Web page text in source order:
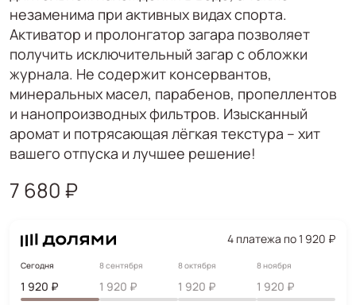
незаменима при активных видах спорта.
Активатор и пролонгатор загара позволяет
получить исключительный загар с обложки
журнала. Не содержит консервантов,
минеральных масел, парабенов, пропеллентов
и нанопроизводных фильтров. Изысканный
аромат и потрясающая лёгкая текстура – хит
вашего отпуска и лучшее решение!
7 680 ₽
4 платежа по 1 920 ₽
Сегодня
1 920 ₽
8 сентября
1 920 ₽
8 октября
1 920 ₽
8 ноября
1 920 ₽